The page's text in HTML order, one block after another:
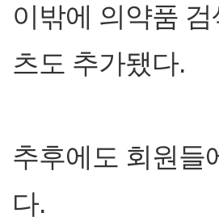
이밖에 의약품
츠도 추가됐다.
추후에도 회원들
다.